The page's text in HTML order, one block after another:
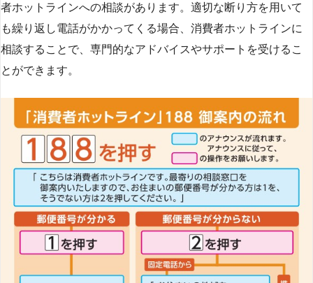
者ホットラインへの相談があります。適切な断り方を用いて
も繰り返し電話がかかってくる場合、消費者ホットラインに
相談することで、専門的なアドバイスやサポートを受けるこ
とができます​​。